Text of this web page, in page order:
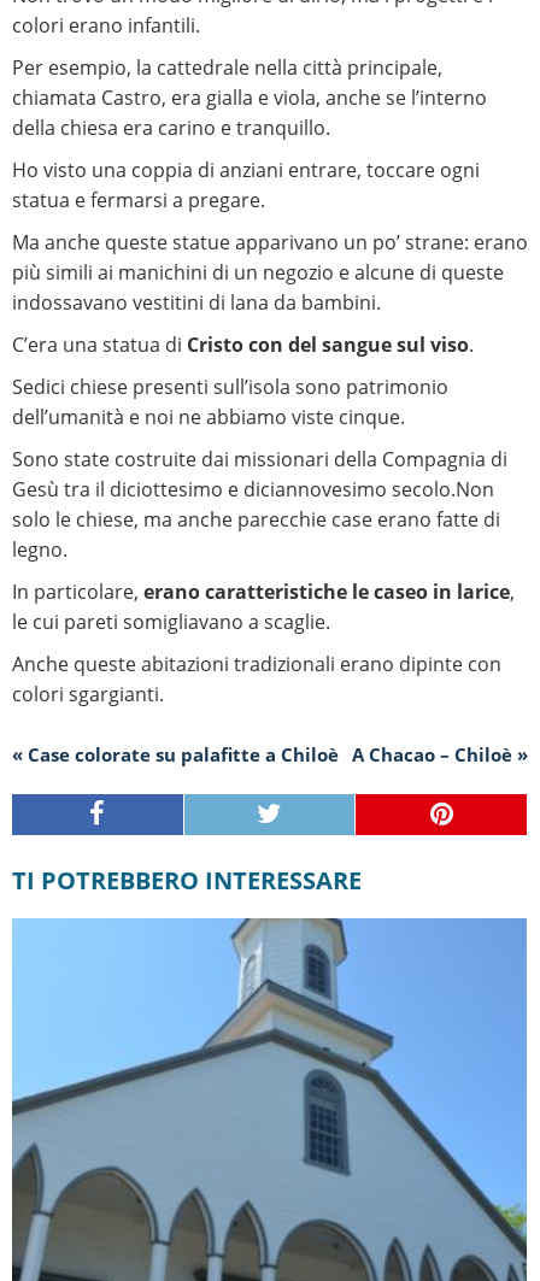
colori erano infantili.
Per esempio, la cattedrale nella città principale,
chiamata Castro, era gialla e viola, anche se l’interno
della chiesa era carino e tranquillo.
Ho visto una coppia di anziani entrare, toccare ogni
statua e fermarsi a pregare.
Ma anche queste statue apparivano un po’ strane: erano
più simili ai manichini di un negozio e alcune di queste
indossavano vestitini di lana da bambini.
C’era una statua di Cristocon del sangue sul viso.
Sedici chiese presenti sull’isola sono patrimonio
dell’umanità e noi ne abbiamo viste cinque.
Sono state costruite dai missionari della Compagnia di
Gesù tra il diciottesimo e diciannovesimo secolo.Non
solo le chiese, ma anche parecchie case erano fatte di
legno.
In particolare, erano caratteristiche le caseo in larice,
le cui pareti somigliavano a scaglie.
Anche queste abitazioni tradizionali erano dipinte con
colori sgargianti.
« Case colorate su palafitte a Chiloè A Chacao – Chiloè »
TI POTREBBERO INTERESSARE